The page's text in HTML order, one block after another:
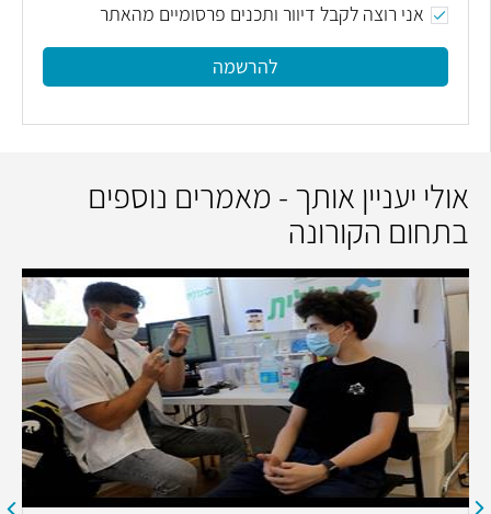
אני רוצה לקבל דיוור ותכנים פרסומיים מהאתר
להרשמה
אולי יעניין אותך - מאמרים נוספים
בתחום הקורונה